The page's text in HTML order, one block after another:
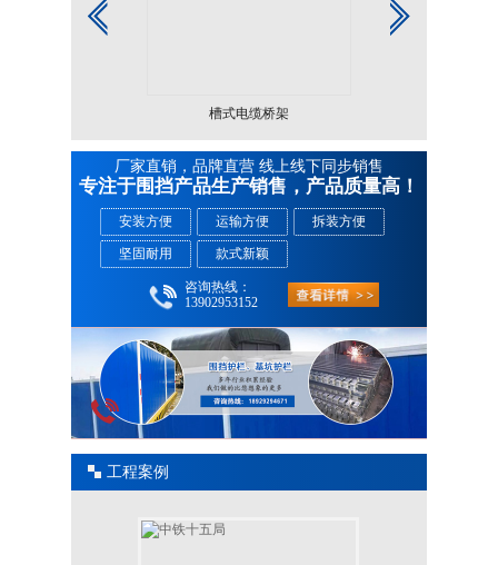
槽式电缆桥架
厂家直销，品牌直营 线上线下同步销售
专注于围挡产品生产销售，产品质量高！
安装方便 运输方便 拆装方便
坚固耐用 款式新颖
咨询热线：
13902953152
工程案例